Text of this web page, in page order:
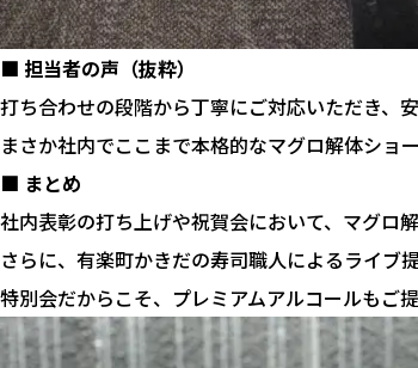
■ 担当者の声（抜粋）
打ち合わせの段階から丁寧にご対応いただき、
まさか社内でここまで本格的なマグロ解体ショ
■ まとめ
社内表彰の打ち上げや祝賀会において、マグロ
さらに、有楽町かきだの寿司職人によるライブ
特別会だからこそ、プレミアムアルコールもご